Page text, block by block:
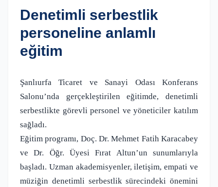
Denetimli serbestlik
personeline anlamlı
eğitim
Şanlıurfa Ticaret ve Sanayi Odası Konferans
Salonu’nda gerçekleştirilen eğitimde, denetimli
serbestlikte görevli personel ve yöneticiler katılım
sağladı.
Eğitim programı, Doç. Dr. Mehmet Fatih Karacabey
ve Dr. Öğr. Üyesi Fırat Altun’un sunumlarıyla
başladı. Uzman akademisyenler, iletişim, empati ve
müziğin denetimli serbestlik sürecindeki önemini